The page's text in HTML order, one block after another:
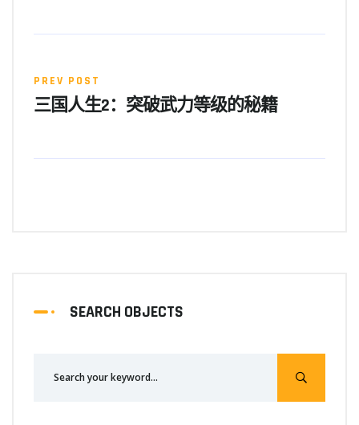
PREV POST
三国人生2：突破武力等级的秘籍
SEARCH OBJECTS